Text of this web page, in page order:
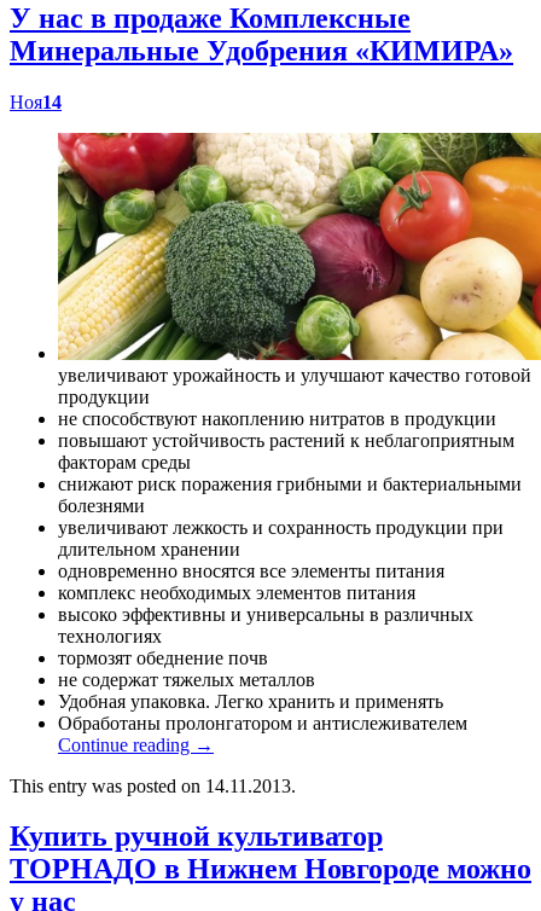
У нас в продаже Комплексные
Минеральные Удобрения «КИМИРА»
Ноя14
увеличивают урожайность и улучшают качество готовой
продукции
не способствуют накоплению нитратов в продукции
повышают устойчивость растений к неблагоприятным
факторам среды
снижают риск поражения грибными и бактериальными
болезнями
увеличивают лежкость и сохранность продукции при
длительном хранении
одновременно вносятся все элементы питания
комплекс необходимых элементов питания
высоко эффективны и универсальны в различных
технологиях
тормозят обеднение почв
не содержат тяжелых металлов
Удобная упаковка. Легко хранить и применять
Обработаны пролонгатором и антислеживателем
Continue reading →
This entry was posted on 14.11.2013.
Купить ручной культиватор
ТОРНАДО в Нижнем Новгороде можно
у нас